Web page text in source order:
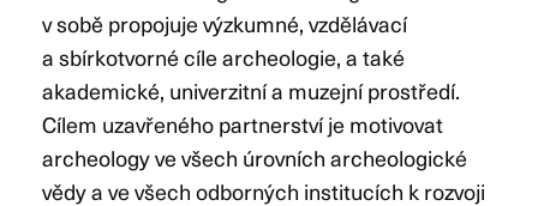
v sobě propojuje výzkumné, vzdělávací
a sbírkotvorné cíle archeologie, a také
akademické, univerzitní a muzejní prostředí.
Cílem uzavřeného partnerství je motivovat
archeology ve všech úrovních archeologické
vědy a ve všech odborných institucích k rozvoji